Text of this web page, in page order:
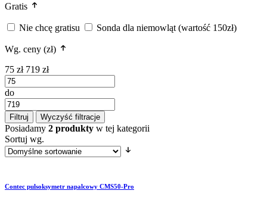
Gratis
Nie chcę gratisu Sonda dla niemowląt (wartość 150zł)
Wg. ceny (zł)
75 zł 719 zł
do
Filtruj Wyczyść filtracje
Posiadamy 2 produkty w tej kategorii
Sortuj wg.
Contec pulsoksymetr napalcowy CMS50-Pro